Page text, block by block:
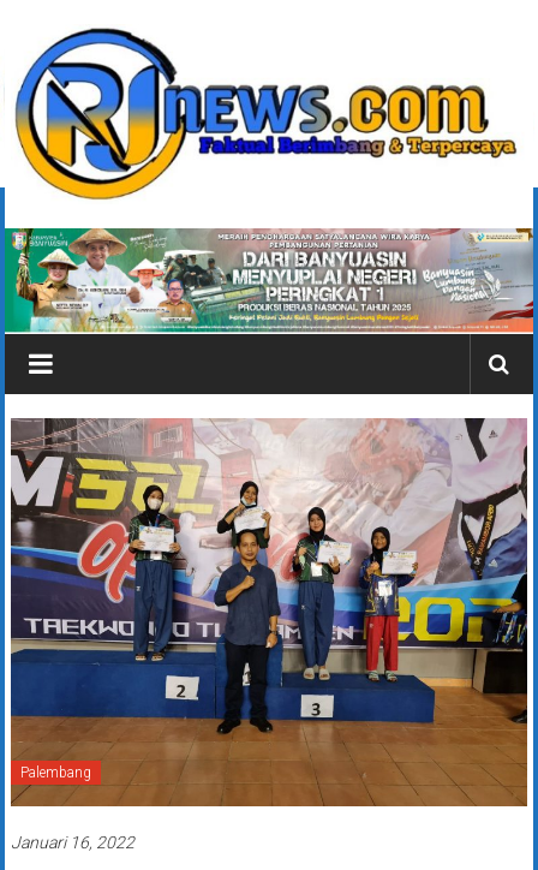
konten
rjonlinenews.com
Faktual
Berimbang
dan
Terpercaya
Palembang
Januari 16, 2022